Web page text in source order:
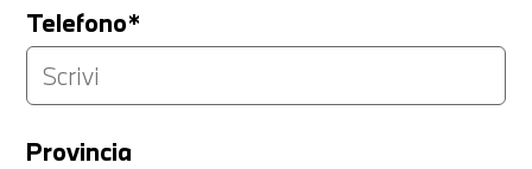
Telefono*
Provincia